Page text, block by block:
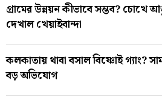
গ্রামের উন্নয়ন কীভাবে সম্ভব? চোখে
দেখাল খেয়াইবান্দা
কলকাতায় থাবা বসাল বিষ্ণোই গ্যাং?
বড় অভিযোগ